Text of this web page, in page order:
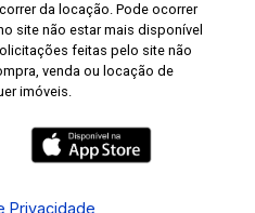
da locação. Pode ocorrer
site não estar mais disponível
feitas pelo site não
venda ou locação de
imóveis.
Privacidade